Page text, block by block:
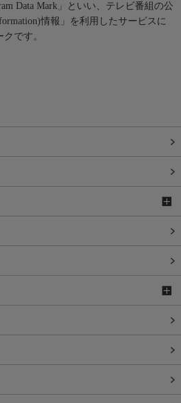
Data Mark」といい、テレビ番組の公
情報」を利用したサービスに
です。